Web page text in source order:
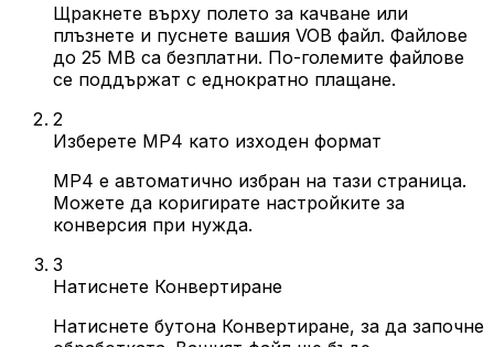
Щракнете върху полето за качване или
плъзнете и пуснете вашия VOB файл. Файлове
до 25 MB са безплатни. По-големите файлове
се поддържат с еднократно плащане.
2
Изберете MP4 като изходен формат
MP4 е автоматично избран на тази страница.
Можете да коригирате настройките за
конверсия при нужда.
3
Натиснете Конвертиране
Натиснете бутона Конвертиране, за да започне